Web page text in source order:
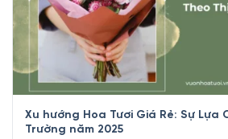
Xu hướng Hoa Tươi Giá Rẻ: Sự Lựa
Trường năm 2025